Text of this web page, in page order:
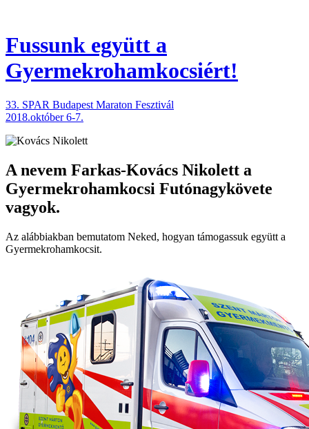
Fussunk együtt a
Gyermekrohamkocsiért!
33. SPAR Budapest Maraton Fesztivál
2018.október 6-7.
A nevem Farkas-Kovács Nikolett a
Gyermekrohamkocsi Futónagykövete
vagyok.
Az alábbiakban bemutatom Neked, hogyan támogassuk együtt a
Gyermekroham­kocsit.